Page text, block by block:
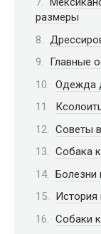
размеры
Главные
Одежда
Советы
Собака
Болезни
Собаки